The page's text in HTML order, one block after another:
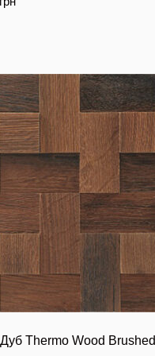
Thermo Wood Brushed